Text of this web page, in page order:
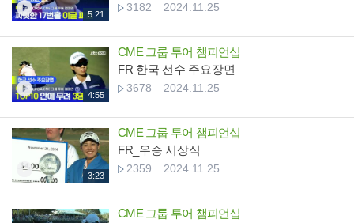
5:21
3182 2024.11.25
4:55
CME 그룹 투어 챔피언십
FR 한국 선수 주요장면
3678 2024.11.25
3:23
CME 그룹 투어 챔피언십
FR_우승 시상식
2359 2024.11.25
CME 그룹 투어 챔피언십